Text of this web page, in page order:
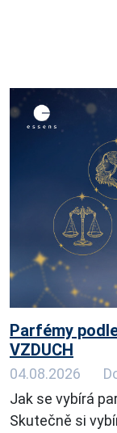
Parfémy
VZDUCH
04.08.2026
Jak se vybírá
Skutečně si